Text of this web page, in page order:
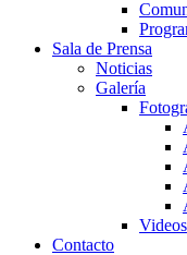
Sala de Prensa
Noticias
Galería
Videos
Contacto